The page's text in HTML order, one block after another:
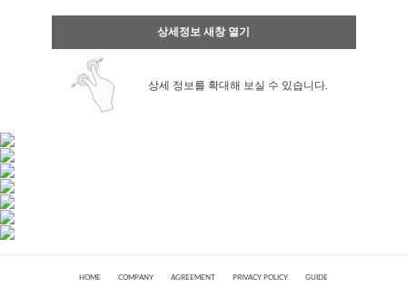
상세정보 새창 열기
상세 정보를 확대해 보실 수 있습니다.
HOME COMPANY AGREEMENT PRIVACY POLICY GUIDE